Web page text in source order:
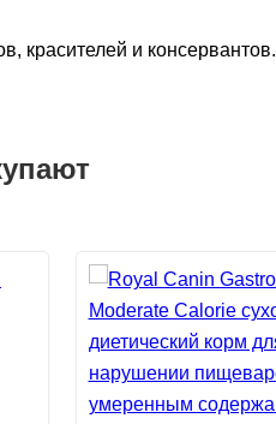
красителей и консервантов.